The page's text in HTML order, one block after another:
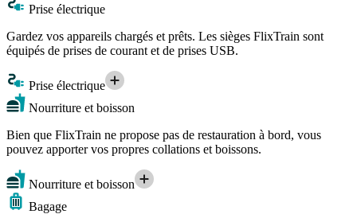
Prise électrique
Gardez vos appareils chargés et prêts. Les sièges FlixTrain sont
équipés de prises de courant et de prises USB.
Prise électrique
Nourriture et boisson
Bien que FlixTrain ne propose pas de restauration à bord, vous
pouvez apporter vos propres collations et boissons.
Nourriture et boisson
Bagage